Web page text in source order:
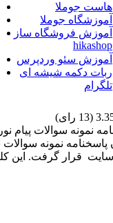
هاست جوملا
آموزشگاه جوملا
آموزش فروشگاه ساز
hikashop
آموزش سئو وردپرس
ربات دکمه شیشه ای
تلگرام